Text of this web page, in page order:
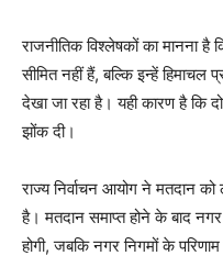
राजनीतिक विश्लेषकों का मानना
सीमित नहीं हैं, बल्कि इन्हें
देखा जा रहा है। यही कारण है कि
झोंक दी।
राज्य निर्वाचन आयोग ने मतदान को
है। मतदान समाप्त होने के बाद
होगी, जबकि नगर निगमों के